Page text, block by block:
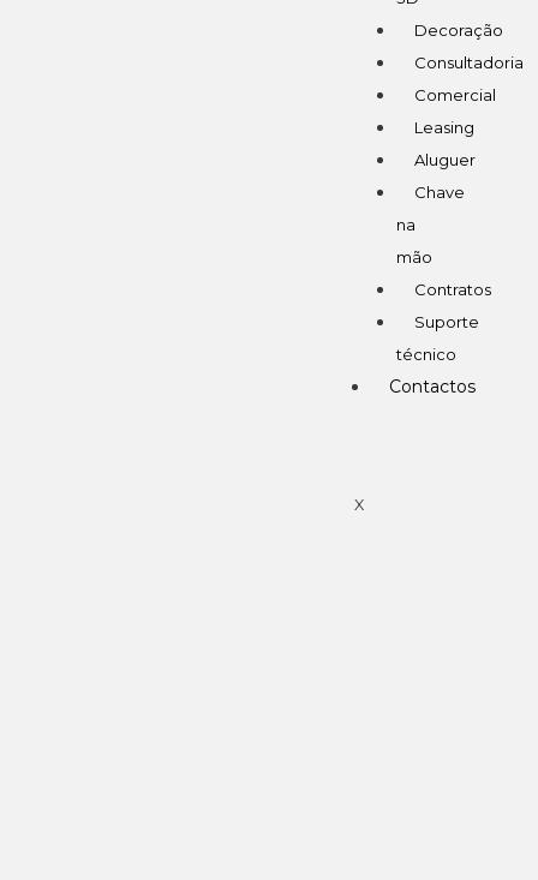
Decoração
Consultadoria
Comercial
Leasing
Aluguer
Chave
na
mão
Contratos
Suporte
técnico
Contactos
X